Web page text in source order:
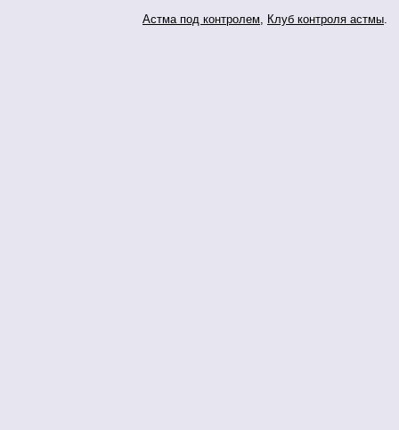
Астма под контролем, Клуб контроля астмы.